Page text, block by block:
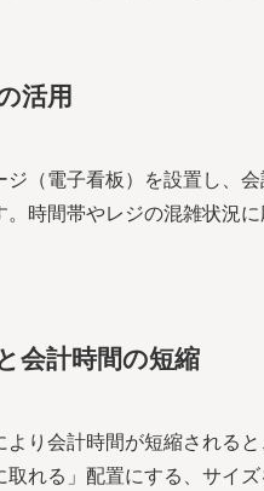
活用
（電子看板）を設置し、
時間帯やレジの混雑状況
会計時間の短縮
り会計時間が短縮される
れる」配置にする、サイ